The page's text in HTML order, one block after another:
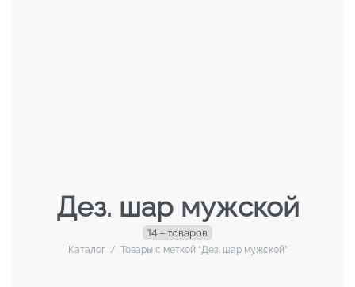
Дез. шар мужской
14 – товаров
Каталог / Товары с меткой “Дез. шар мужской”